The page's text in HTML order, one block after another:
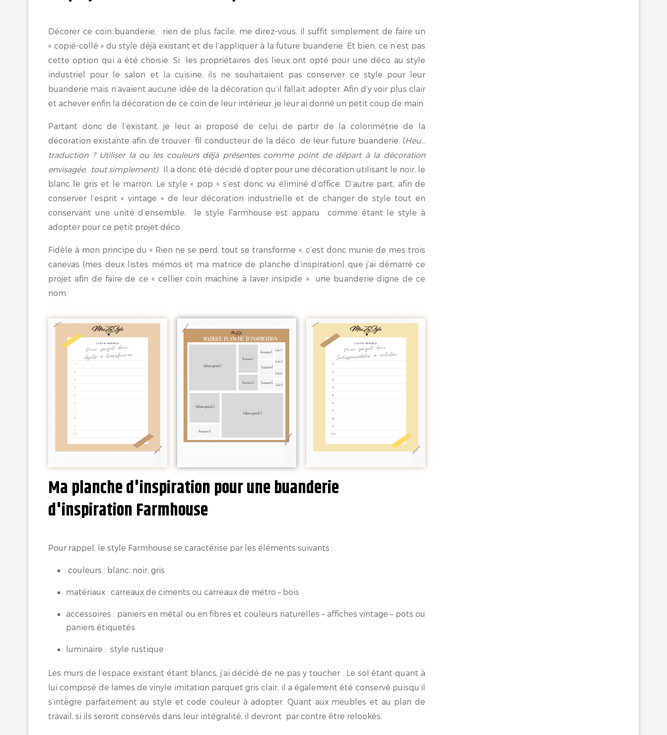
Décorer ce coin buanderie, rien de plus facile, me direz-vous, il suffit simplement de faire un
« copié-collé » du style déjà existant et de l’appliquer à la future buanderie. Et bien, ce n’est pas
cette option qui a été choisie. Si les propriétaires des lieux ont opté pour une déco au style
industriel pour le salon et la cuisine, ils ne souhaitaient pas conserver ce style pour leur
buanderie mais n’avaient aucune idée de la décoration qu’il fallait adopter. Afin d’y voir plus clair
et achever enfin la décoration de ce coin de leur intérieur, je leur ai donné un petit coup de main.
Partant donc de l’existant, je leur ai proposé de celui de partir de la colorimétrie de la
décoration existante afin de trouver fil conducteur de la déco de leur future buanderie. (Heu…
traduction ? Utiliser la ou les couleurs déjà présentes comme point de départ à la décoration
envisagée, tout simplement). Il a donc été décidé d’opter pour une décoration utilisant le noir, le
blanc le gris et le marron. Le style « pop » s’est donc vu éliminé d’office. D’autre part, afin de
conserver l’esprit « vintage » de leur décoration industrielle et de changer de style tout en
conservant une unité d’ensemble, le style Farmhouse est apparu comme étant le style à
adopter pour ce petit projet déco.
Fidèle à mon principe du « Rien ne se perd, tout se transforme », c’est donc munie de mes trois
canevas (mes deux listes mémos et ma matrice de planche d’inspiration) que j’ai démarré ce
projet afin de faire de ce « cellier coin machine à laver insipide » une buanderie digne de ce
nom.
Ma planche d'inspiration pour une buanderie
d'inspiration Farmhouse
Pour rappel, le style Farmhouse se caractérise par les éléments suivants :
couleurs : blanc, noir, gris
matériaux : carreaux de ciments ou carreaux de métro – bois
accessoires : paniers en métal ou en fibres et couleurs naturelles – affiches vintage – pots ou
paniers étiquetés
luminaire : style rustique
Les murs de l’espace existant étant blancs, j’ai décidé de ne pas y toucher . Le sol étant quant à
lui composé de lames de vinyle imitation parquet gris clair, il a également été conservé puisqu’il
s’intègre parfaitement au style et code couleur à adopter. Quant aux meubles et au plan de
travail, si ils seront conservés dans leur intégralité, il devront par contre être relookés.